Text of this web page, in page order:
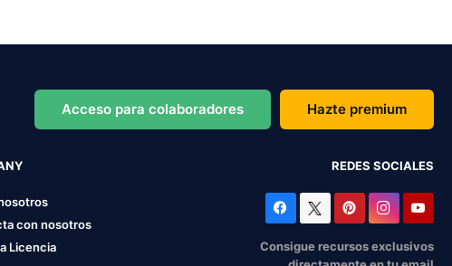
Acceso para colaboradores Hazte premium
con nosotros
Licencia
REDES SOCIALES
Consigue recursos exclusivos